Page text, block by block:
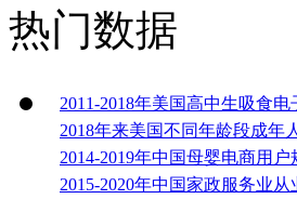
热门数据
2011-2018年美国高中生吸食电
2018年来美国不同年龄段成年
2014-2019年中国母婴电商用户
2015-2020年中国家政服务业从